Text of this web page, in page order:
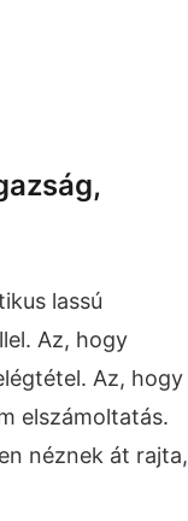
lassú
Az, hogy
Az, hogy
elszámoltatás.
néznek át rajta,